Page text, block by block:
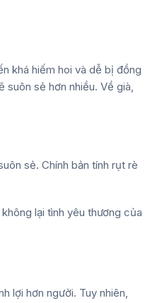
khá hiếm hoi và dễ bị đồng
suôn sẻ hơn nhiều. Về già,
sẻ. Chính bản tính rụt rè
lại tình yêu thương của
lợi hơn người. Tuy nhiên,